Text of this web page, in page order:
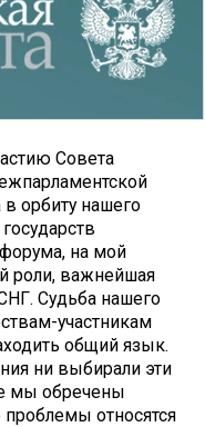
Совета
в орбиту нашего
форума, на мой
роли, важнейшая
Судьба нашего
участникам
общий язык.
ни выбирали эти
мы обречены
относятся